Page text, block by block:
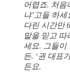
어렵죠. 처음
냐’고들 하
다린 시간만
말을 믿고 따
세요. 그들이
든. ‘권 대표
든요.